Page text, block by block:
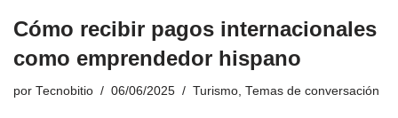
Cómo recibir pagos internacionales
como emprendedor hispano
por Tecnobitio 06/06/2025 Turismo, Temas de conversación